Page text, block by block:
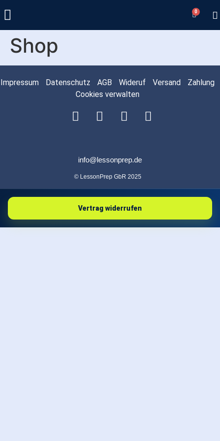
0
Shop
Impressum Datenschutz AGB Wideruf Versand
Zahlung
Cookies verwalten
info@lessonprep.de
© LessonPrep GbR 2025
Vertrag widerrufen